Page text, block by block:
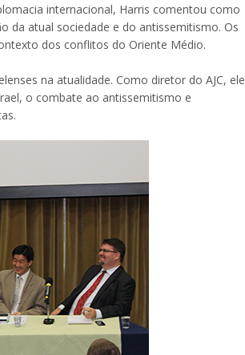
internacional, Harris comentou como
da atual sociedade e do antissemitismo. Os
dos conflitos do Oriente Médio.
na atualidade. Como diretor do AJC, ele
o combate ao antissemitismo e